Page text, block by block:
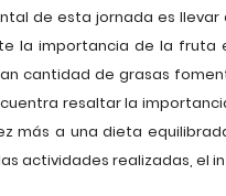
de esta jornada es
la importancia de la fruta
cantidad de grasas
resaltar la
más a una dieta
actividades realizadas, el